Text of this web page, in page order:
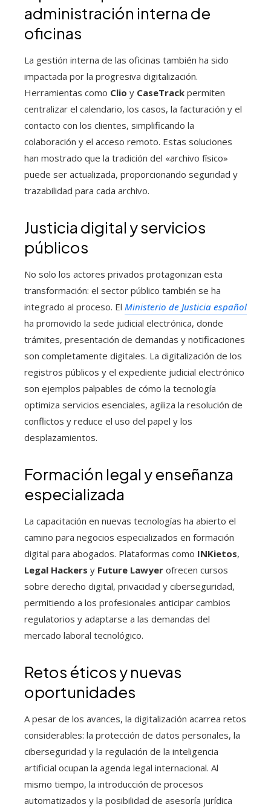
administración interna de
oficinas
La gestión interna de las oficinas también ha sido
impactada por la progresiva digitalización.
Herramientas como Clio y CaseTrack permiten
centralizar el calendario, los casos, la facturación y el
contacto con los clientes, simplificando la
colaboración y el acceso remoto. Estas soluciones
han mostrado que la tradición del «archivo físico»
puede ser actualizada, proporcionando seguridad y
trazabilidad para cada archivo.
Justicia digital y servicios
públicos
No solo los actores privados protagonizan esta
transformación: el sector público también se ha
integrado al proceso. El Ministerio de Justicia español
ha promovido la sede judicial electrónica, donde
trámites, presentación de demandas y notificaciones
son completamente digitales. La digitalización de los
registros públicos y el expediente judicial electrónico
son ejemplos palpables de cómo la tecnología
optimiza servicios esenciales, agiliza la resolución de
conflictos y reduce el uso del papel y los
desplazamientos.
Formación legal y enseñanza
especializada
La capacitación en nuevas tecnologías ha abierto el
camino para negocios especializados en formación
digital para abogados. Plataformas como INKietos,
Legal Hackers y Future Lawyer ofrecen cursos
sobre derecho digital, privacidad y ciberseguridad,
permitiendo a los profesionales anticipar cambios
regulatorios y adaptarse a las demandas del
mercado laboral tecnológico.
Retos éticos y nuevas
oportunidades
A pesar de los avances, la digitalización acarrea retos
considerables: la protección de datos personales, la
ciberseguridad y la regulación de la inteligencia
artificial ocupan la agenda legal internacional. Al
mismo tiempo, la introducción de procesos
automatizados y la posibilidad de asesoría jurídica